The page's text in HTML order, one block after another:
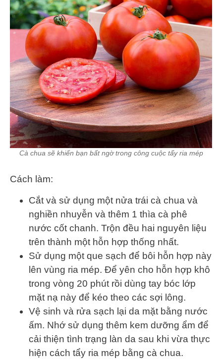
Cà chua sẽ khiến bạn bất ngờ trong công cuộc tẩy ria mép
Cách làm:
Cắt và sử dụng một nửa trái cà chua và
nghiền nhuyễn và thêm 1 thìa cà phê
nước cốt chanh. Trộn đều hai nguyên liệu
trên thành một hỗn hợp thống nhất.
Sử dụng một que sạch để bôi hỗn hợp này
lên vùng ria mép. Để yên cho hỗn hợp khô
trong vòng 20 phút rồi dùng tay bóc lớp
mặt nạ này để kéo theo các sợi lông.
Vệ sinh và rửa sạch lại da mặt bằng nước
ấm. Nhớ sử dụng thêm kem dưỡng ẩm để
cải thiện tình trạng làn da sau khi vừa thực
hiện cách tẩy ria mép bằng cà chua.